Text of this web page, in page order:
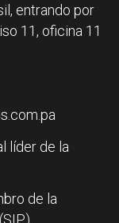
entrando por
11, oficina 11
líder de la
de la